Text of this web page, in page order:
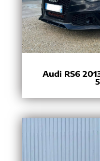
Audi RS6